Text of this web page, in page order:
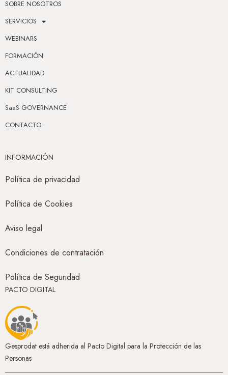
SOBRE NOSOTROS
SERVICIOS
WEBINARS
FORMACIÓN
ACTUALIDAD
KIT CONSULTING
SaaS GOVERNANCE
CONTACTO
INFORMACIÓN
Política de privacidad
Política de Cookies
Aviso legal
Condiciones de contratación
Política de Seguridad
PACTO DIGITAL
Gesprodat está adherida al Pacto Digital para la Protección de las
Personas